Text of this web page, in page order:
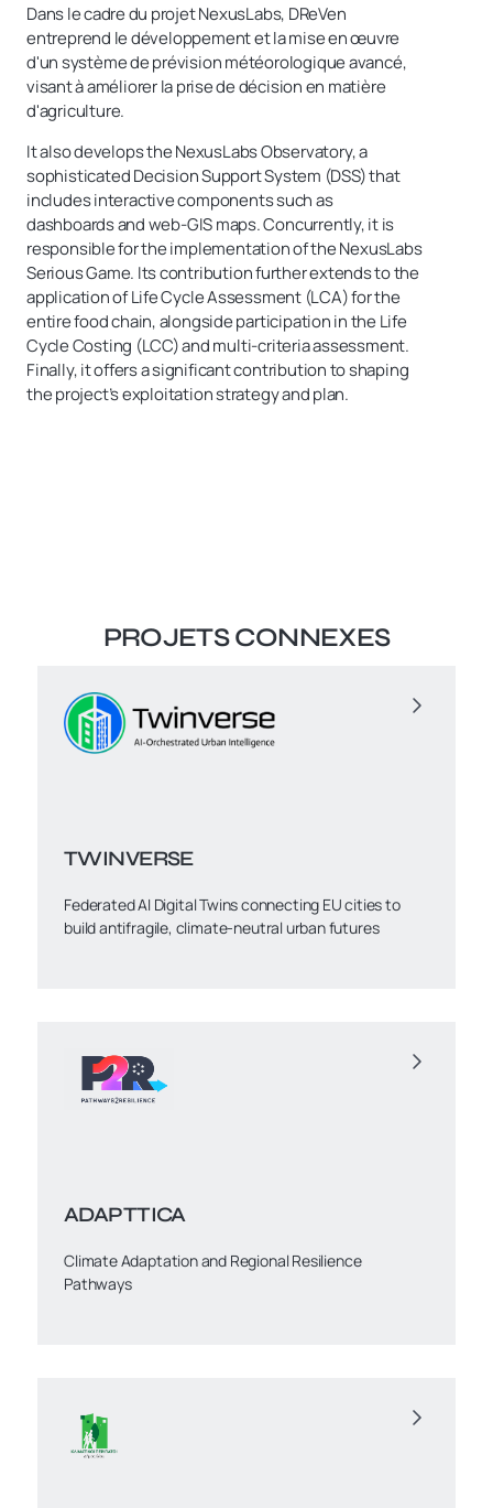
Dans le cadre du projet NexusLabs, DReVen
entreprend le développement et la mise en œuvre
d'un système de prévision météorologique avancé,
visant à améliorer la prise de décision en matière
d'agriculture.
It also develops the NexusLabs Observatory, a
sophisticated Decision Support System (DSS) that
includes interactive components such as
dashboards and web-GIS maps. Concurrently, it is
responsible for the implementation of the NexusLabs
Serious Game. Its contribution further extends to the
application of Life Cycle Assessment (LCA) for the
entire food chain, alongside participation in the Life
Cycle Costing (LCC) and multi-criteria assessment.
Finally, it offers a significant contribution to shaping
the project’s exploitation strategy and plan.
PROJETS CONNEXES
TWINVERSE
Federated AI Digital Twins connecting EU cities to
build antifragile, climate-neutral urban futures
ADAPTTICA
Climate Adaptation and Regional Resilience
Pathways